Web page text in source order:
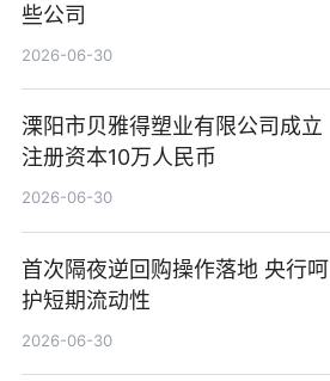
些公司
2026-06-30
溧阳市贝雅得塑业有限公司成立
注册资本10万人民币
2026-06-30
首次隔夜逆回购操作落地 央行呵
护短期流动性
2026-06-30